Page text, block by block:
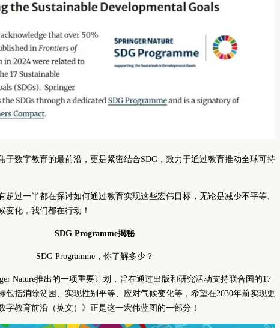
于数字教育的最前沿，更是紧密结合SDG，致力于通过教育推动全球可持
超过一半都在探讨如何通过教育实现这些宏伟目标，无论是减少不平等、
变化，我们都在行动！
SDG Programme揭秘
SDG Programme，你了解多少？
Nature推出的一项重要计划，旨在通过出版和研究活动支持联合国的17
包括消除贫困、实现性别平等、应对气候变化等，希望在2030年前实现更
字教育前沿（英文）》正是这一宏伟蓝图的一部分！